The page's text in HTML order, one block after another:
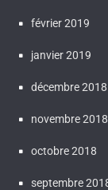
février 2019
janvier 2019
décembre 2018
novembre 2018
octobre 2018
septembre